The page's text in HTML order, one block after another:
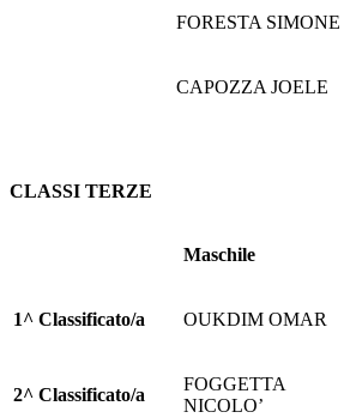
FORESTA SIMONE
CAPOZZA JOELE
CLASSI TERZE
Maschile
1^ Classificato/a OUKDIM OMAR
2^ Classificato/a
FOGGETTA
NICOLO’